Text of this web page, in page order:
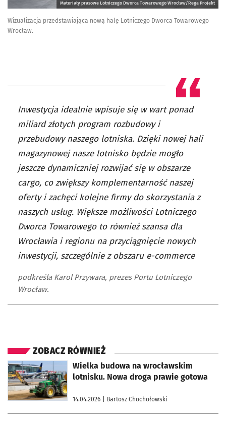
Materiały prasowe Lotniczego Dworca Towarowego Wrocław/Rega Projekt
Wizualizacja przedstawiająca nową halę Lotniczego Dworca Towarowego
Wrocław.
Inwestycja idealnie wpisuje się w wart ponad
miliard złotych program rozbudowy i
przebudowy naszego lotniska. Dzięki nowej hali
magazynowej nasze lotnisko będzie mogło
jeszcze dynamiczniej rozwijać się w obszarze
cargo, co zwiększy komplementarność naszej
oferty i zachęci kolejne firmy do skorzystania z
naszych usług. Większe możliwości Lotniczego
Dworca Towarowego to również szansa dla
Wrocławia i regionu na przyciągnięcie nowych
inwestycji, szczególnie z obszaru e-commerce
podkreśla Karol Przywara, prezes Portu Lotniczego
Wrocław.
ZOBACZ RÓWNIEŻ
Wielka budowa na wrocławskim
lotnisku. Nowa droga prawie gotowa
14.04.2026 | Bartosz Chochołowski
otworzy się w nowej karcie